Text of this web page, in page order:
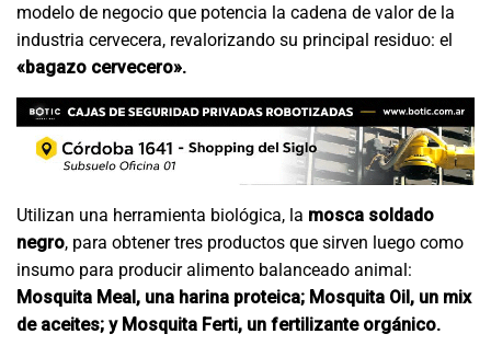
modelo de negocio que potencia la cadena de valor de la
industria cervecera, revalorizando su principal residuo: el
«bagazo cervecero».
Utilizan una herramienta biológica, la mosca soldado
negro, para obtener tres productos que sirven luego como
insumo para producir alimento balanceado animal:
Mosquita Meal, una harina proteica; Mosquita Oil, un mix
de aceites; y Mosquita Ferti, un fertilizante orgánico.